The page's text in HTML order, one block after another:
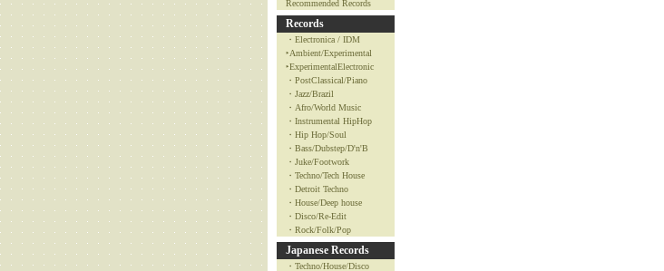
Recommended Records
Records
・Electronica / IDM
‣Ambient/Experimental
‣ExperimentalElectronic
・PostClassical/Piano
・Jazz/Brazil
・Afro/World Music
・Instrumental HipHop
・Hip Hop/Soul
・Bass/Dubstep/D'n'B
・Juke/Footwork
・Techno/Tech House
・Detroit Techno
・House/Deep house
・Disco/Re-Edit
・Rock/Folk/Pop
Japanese Records
・Techno/House/Disco